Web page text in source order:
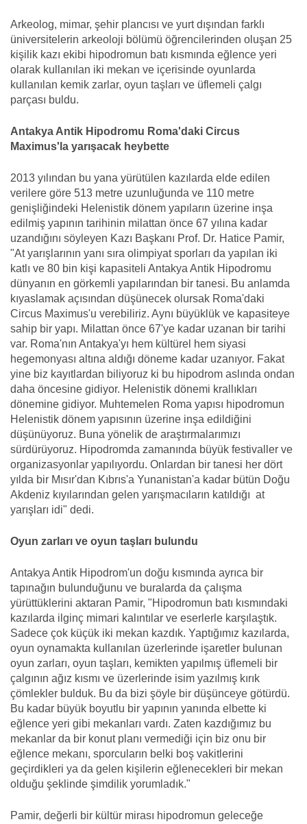
Arkeolog, mimar, şehir plancısı ve yurt dışından farklı
üniversitelerin arkeoloji bölümü öğrencilerinden oluşan 25
kişilik kazı ekibi hipodromun batı kısmında eğlence yeri
olarak kullanılan iki mekan ve içerisinde oyunlarda
kullanılan kemik zarlar, oyun taşları ve üflemeli çalgı
parçası buldu.
Antakya Antik Hipodromu Roma'daki Circus
Maximus'la yarışacak heybette
2013 yılından bu yana yürütülen kazılarda elde edilen
verilere göre 513 metre uzunluğunda ve 110 metre
genişliğindeki Helenistik dönem yapıların üzerine inşa
edilmiş yapının tarihinin milattan önce 67 yılına kadar
uzandığını söyleyen Kazı Başkanı Prof. Dr. Hatice Pamir,
"At yarışlarının yanı sıra olimpiyat sporları da yapılan iki
katlı ve 80 bin kişi kapasiteli Antakya Antik Hipodromu
dünyanın en görkemli yapılarından bir tanesi. Bu anlamda
kıyaslamak açısından düşünecek olursak Roma'daki
Circus Maximus'u verebiliriz. Aynı büyüklük ve kapasiteye
sahip bir yapı. Milattan önce 67'ye kadar uzanan bir tarihi
var. Roma'nın Antakya'yı hem kültürel hem siyasi
hegemonyası altına aldığı döneme kadar uzanıyor. Fakat
yine biz kayıtlardan biliyoruz ki bu hipodrom aslında ondan
daha öncesine gidiyor. Helenistik dönemi krallıkları
dönemine gidiyor. Muhtemelen Roma yapısı hipodromun
Helenistik dönem yapısının üzerine inşa edildiğini
düşünüyoruz. Buna yönelik de araştırmalarımızı
sürdürüyoruz. Hipodromda zamanında büyük festivaller ve
organizasyonlar yapılıyordu. Onlardan bir tanesi her dört
yılda bir Mısır'dan Kıbrıs'a Yunanistan'a kadar bütün Doğu
Akdeniz kıyılarından gelen yarışmacıların katıldığı at
yarışları idi" dedi.
Oyun zarları ve oyun taşları bulundu
Antakya Antik Hipodrom'un doğu kısmında ayrıca bir
tapınağın bulunduğunu ve buralarda da çalışma
yürüttüklerini aktaran Pamir, "Hipodromun batı kısmındaki
kazılarda ilginç mimari kalıntılar ve eserlerle karşılaştık.
Sadece çok küçük iki mekan kazdık. Yaptığımız kazılarda,
oyun oynamakta kullanılan üzerlerinde işaretler bulunan
oyun zarları, oyun taşları, kemikten yapılmış üflemeli bir
çalgının ağız kısmı ve üzerlerinde isim yazılmış kırık
çömlekler bulduk. Bu da bizi şöyle bir düşünceye götürdü.
Bu kadar büyük boyutlu bir yapının yanında elbette ki
eğlence yeri gibi mekanları vardı. Zaten kazdığımız bu
mekanlar da bir konut planı vermediği için biz onu bir
eğlence mekanı, sporcuların belki boş vakitlerini
geçirdikleri ya da gelen kişilerin eğlenecekleri bir mekan
olduğu şeklinde şimdilik yorumladık."
Pamir, değerli bir kültür mirası hipodromun geleceğe